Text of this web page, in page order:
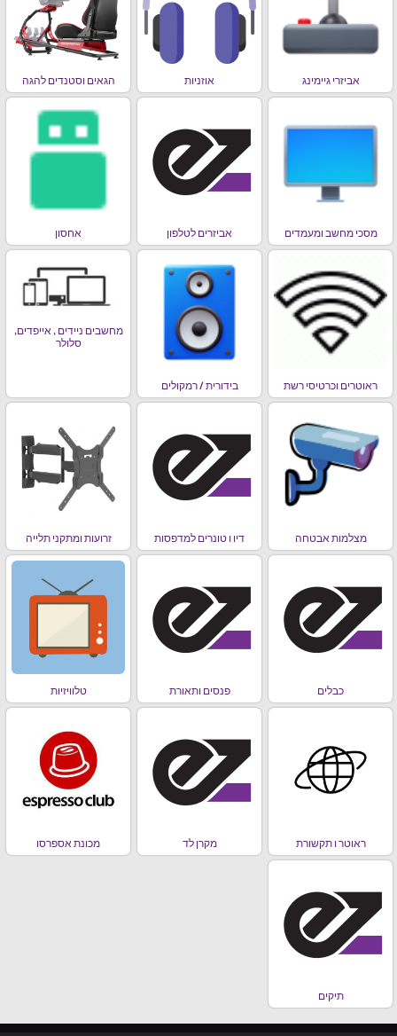
אביזרי גיימינג אוזניות הגאים וסטנדים להגה
מסכי מחשב ומעמדים אביזרים לטלפון אחסון
ראוטרים וכרטיסי רשת בידורית / רמקולים
מחשבים ניידים , אייפדים,
סלולר
מצלמות אבטחה דיו ו טונרים למדפסות זרועות ומתקני תלייה
כבלים פנסים ותאורת טלוויזיות
ראוטר ו תקשורת מקרן לד מכונת אספרסו
תיקים